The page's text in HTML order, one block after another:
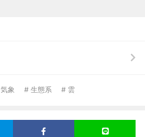
象 # 生態系 # 雲